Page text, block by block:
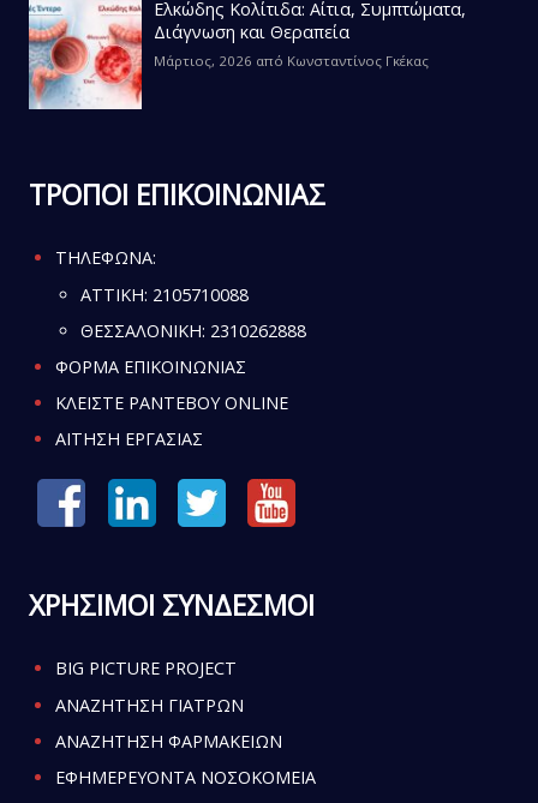
Ελκώδης Κολίτιδα: Αίτια, Συμπτώματα,
Διάγνωση και Θεραπεία
Μάρτιος, 2026 από Κωνσταντίνος Γκέκας
ΤΡΟΠΟΙ ΕΠΙΚΟΙΝΩΝΙΑΣ
ΤΗΛΕΦΩΝΑ:
ATTIKH: 2105710088
ΘΕΣΣΑΛΟΝΙΚΗ: 2310262888
ΦΟΡΜΑ ΕΠΙΚΟΙΝΩΝΙΑΣ
ΚΛΕΙΣΤΕ ΡΑΝΤΕΒΟΥ ONLINE
ΑΙΤΗΣΗ ΕΡΓΑΣΙΑΣ
ΧΡΗΣΙΜΟΙ ΣΥΝΔΕΣΜΟΙ
BIG PICTURE PROJECT
ΑΝΑΖΗΤΗΣΗ ΓΙΑΤΡΩΝ
ΑΝΑΖΗΤΗΣΗ ΦΑΡΜΑΚΕΙΩΝ
ΕΦΗΜΕΡΕΥΟΝΤΑ ΝΟΣΟΚΟΜΕΙΑ